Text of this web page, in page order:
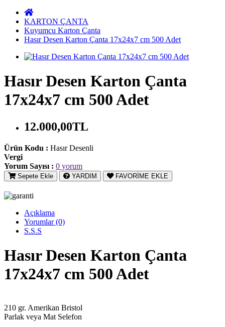
KARTON ÇANTA
Kuyumcu Karton Çanta
Hasır Desen Karton Çanta 17x24x7 cm 500 Adet
Hasır Desen Karton Çanta
17x24x7 cm 500 Adet
12.000,00TL
Ürün Kodu : Hasır Desenli
Vergi
Yorum Sayısı : 0 yorum
Sepete Ekle YARDIM FAVORİME EKLE
Açıklama
Yorumlar (0)
S.S.S
Hasır Desen Karton Çanta
17x24x7 cm 500 Adet
210 gr. Amerikan Bristol
Parlak veya Mat Selefon